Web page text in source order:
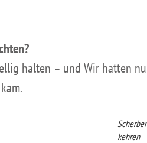
halten – und Wir hatten
kehren